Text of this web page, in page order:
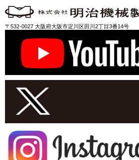
〒532-0027 大阪府大阪市淀川区田川2丁目3番14号